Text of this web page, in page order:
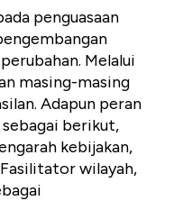
penguasaan
Melalui
masing-masing
Adapun peran
berikut,
kebijakan,
wilayah,